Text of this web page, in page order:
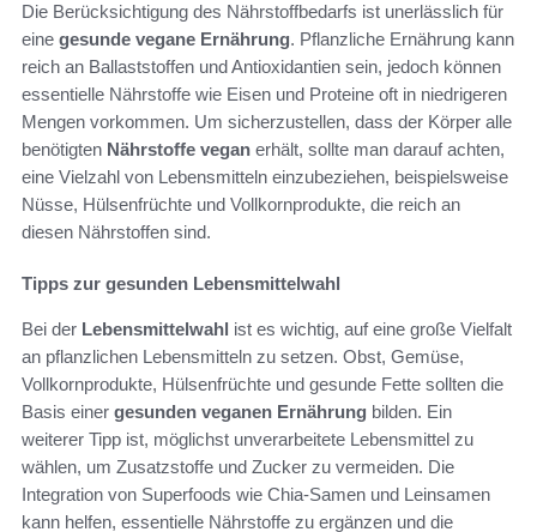
Die Berücksichtigung des Nährstoffbedarfs ist unerlässlich für
eine gesunde vegane Ernährung. Pflanzliche Ernährung kann
reich an Ballaststoffen und Antioxidantien sein, jedoch können
essentielle Nährstoffe wie Eisen und Proteine oft in niedrigeren
Mengen vorkommen. Um sicherzustellen, dass der Körper alle
benötigten Nährstoffe vegan erhält, sollte man darauf achten,
eine Vielzahl von Lebensmitteln einzubeziehen, beispielsweise
Nüsse, Hülsenfrüchte und Vollkornprodukte, die reich an
diesen Nährstoffen sind.
Tipps zur gesunden Lebensmittelwahl
Bei der Lebensmittelwahl ist es wichtig, auf eine große Vielfalt
an pflanzlichen Lebensmitteln zu setzen. Obst, Gemüse,
Vollkornprodukte, Hülsenfrüchte und gesunde Fette sollten die
Basis einer gesunden veganen Ernährung bilden. Ein
weiterer Tipp ist, möglichst unverarbeitete Lebensmittel zu
wählen, um Zusatzstoffe und Zucker zu vermeiden. Die
Integration von Superfoods wie Chia-Samen und Leinsamen
kann helfen, essentielle Nährstoffe zu ergänzen und die